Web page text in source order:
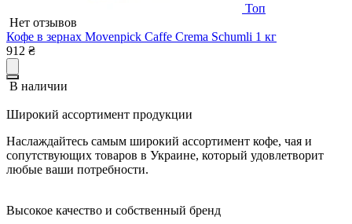
Топ
Нет отзывов
Кофе в зернах Movenpick Caffe Crema Schumli 1 кг
912 ₴
В наличии
Широкий ассортимент продукции
Наслаждайтесь самым широкий ассортимент кофе, чая и
сопутствующих товаров в Украине, который удовлетворит
любые ваши потребности.
Высокое качество и собственный бренд